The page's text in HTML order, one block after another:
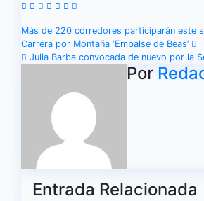
Navegación
de
entradas
Más de 220 corredores participarán este
Carrera por Montaña ‘Embalse de Beas’
Julia Barba convocada de nuevo por la
Por
Entrada Relacionada